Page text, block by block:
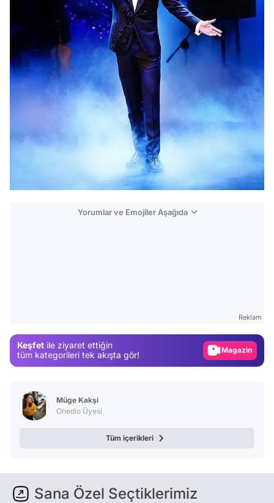
Yorumlar ve Emojiler Aşağıda
Reklam
Keşfet ile ziyaret ettiğin
tüm kategorileri tek akışta gör!
Magazin
Video
Müge Kakşi
Onedio Üyesi
Tüm içerikleri
Sana Özel Seçtiklerimiz